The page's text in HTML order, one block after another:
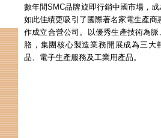
數年間SMC品牌旋即行銷中國市場，
如此佳績更吸引了國際著名家電生產商
作成立合營公司。以優秀生產技術為
胳，集團核心製造業務開展成為三大
品、電子生產服務及工業用產品。